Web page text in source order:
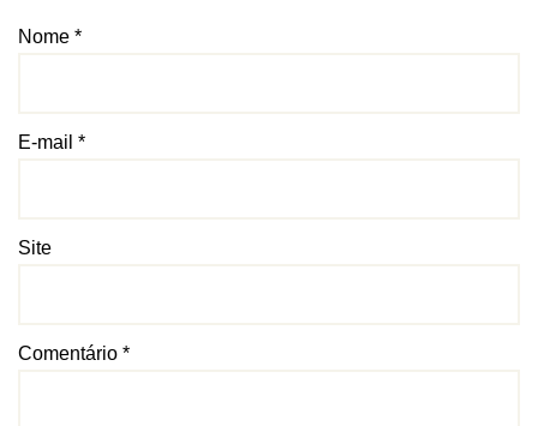
Nome *
E-mail *
Site
Comentário *